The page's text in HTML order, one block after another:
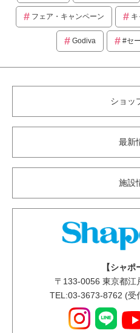
フェア・キャンペーン キ
Godiva #セ
ショッ
最新
施設
【シャポ
〒 133-0056 東京都江
TEL:03-3673-8762 (受